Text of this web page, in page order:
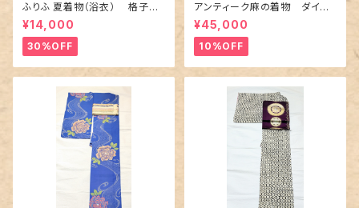
ふりふ 夏着物（浴衣） 格子に
百合や秋草花
¥14,000
30%OFF
アンティーク麻の着物 ダイヤ
に市松柄の上布
¥45,000
10%OFF